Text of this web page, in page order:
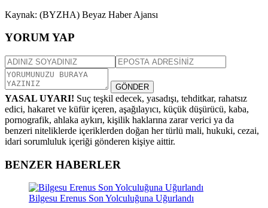
Kaynak: (BYZHA) Beyaz Haber Ajansı
YORUM YAP
GÖNDER
YASAL UYARI! Suç teşkil edecek, yasadışı, tehditkar, rahatsız
edici, hakaret ve küfür içeren, aşağılayıcı, küçük düşürücü, kaba,
pornografik, ahlaka aykırı, kişilik haklarına zarar verici ya da
benzeri niteliklerde içeriklerden doğan her türlü mali, hukuki, cezai,
idari sorumluluk içeriği gönderen kişiye aittir.
BENZER HABERLER
Bilgesu Erenus Son Yolculuğuna Uğurlandı